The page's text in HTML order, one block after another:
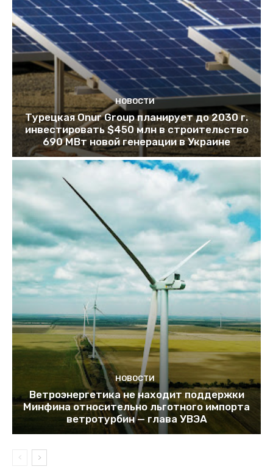
НОВОСТИ
Турецкая Onur Group планирует до 2030 г.
инвестировать $450 млн в строительство
690 МВт новой генерации в Украине
НОВОСТИ
Ветроэнергетика не находит поддержки
Минфина относительно льготного импорта
ветротурбин — глава УВЭА